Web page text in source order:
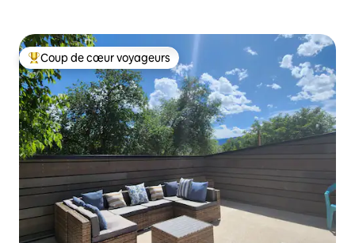
Coups de cœur voyageurs les plus appréciés
Coup de cœur voyageurs